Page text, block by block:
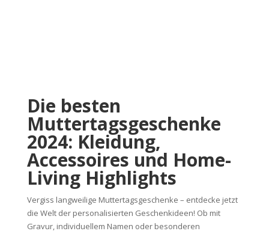
Die besten
Muttertagsgeschenke
2024: Kleidung,
Accessoires und Home-
Living Highlights
Vergiss langweilige Muttertagsgeschenke – entdecke jetzt
die Welt der personalisierten Geschenkideen! Ob mit
Gravur, individuellem Namen oder besonderen